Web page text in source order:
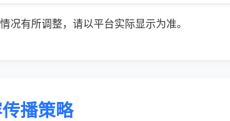
况有所调整，请以平台实际显示为准。
播策略